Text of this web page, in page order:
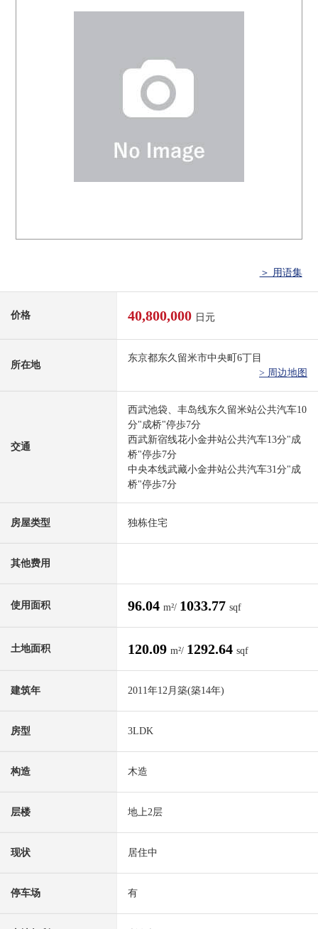
＞ 用语集
价格 40,800,000 日元
所在地
东京都东久留米市中央町6丁目
> 周边地图
交通
西武池袋、丰岛线东久留米站公共汽车10
分"成桥"停歩7分
西武新宿线花小金井站公共汽车13分"成
桥"停歩7分
中央本线武藏小金井站公共汽车31分"成
桥"停歩7分
房屋类型 独栋住宅
其他费用
使用面积 96.04 m²/ 1033.77 sqf
土地面积 120.09 m²/ 1292.64 sqf
建筑年 2011年12月築(築14年)
房型 3LDK
构造 木造
层楼 地上2层
现状 居住中
停车场 有